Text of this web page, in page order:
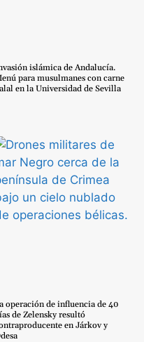
islámica de Andalucía.
para musulmanes con carne
en la Universidad de Sevilla
operación de influencia de 40
de Zelensky resultó
en Járkov y